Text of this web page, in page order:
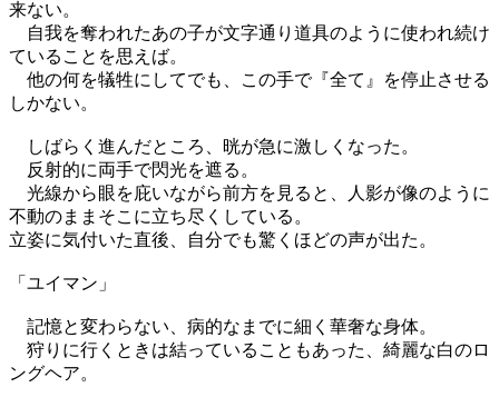
来ない。
自我を奪われたあの子が文字通り道具のように使われ続け
ていることを思えば。
他の何を犠牲にしてでも、この手で『全て』を停止させる
しかない。
しばらく進んだところ、晄が急に激しくなった。
反射的に両手で閃光を遮る。
光線から眼を庇いながら前方を見ると、人影が像のように
不動のままそこに立ち尽くしている。
立姿に気付いた直後、自分でも驚くほどの声が出た。
「ユイマン」
記憶と変わらない、病的なまでに細く華奢な身体。
狩りに行くときは結っていることもあった、綺麗な白のロ
ングヘア。